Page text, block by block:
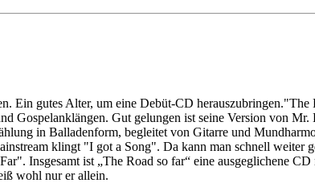
Ein gutes Alter, um eine Debüt-CD
Gospelanklängen. Gut gelungen ist seine Version von
in Balladenform, begleitet von Gitarre und
klingt "I got a Song". Da kann man schnell
Insgesamt ist „The Road so far“ eine ausgeglichene
wohl nur er allein.